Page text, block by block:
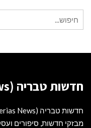
עבור:
חדשות טבריה (Tiberias News)
מבזקי חדשות, סיפורים